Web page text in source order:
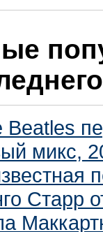
Beatles
микс,
Старр